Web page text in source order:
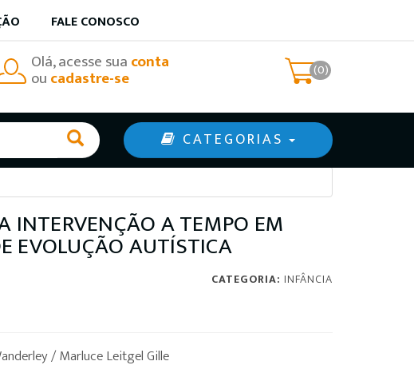
FALE CONOSCO
Olá, acesse suaconta
oucadastre-se (0)
CATEGORIAS
INTERVENÇÃO A TEMPO EM
EVOLUÇÃO AUTÍSTICA
CATEGORIA: INFÂNCIA
/ Marluce Leitgel Gille